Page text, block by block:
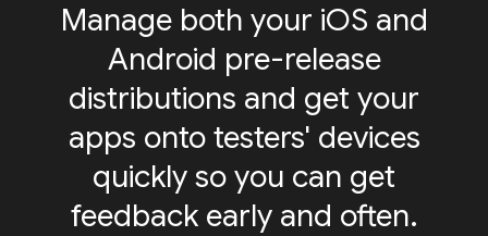
Manage both your iOS and
Android pre-release
distributions and get your
apps onto testers' devices
quickly so you can get
feedback early and often.